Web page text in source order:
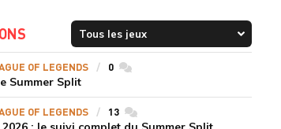
OF LEGENDS 0commentaires
Summer Split
OF LEGENDS 13commentaires